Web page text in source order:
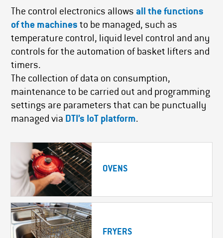
The control electronics allows all the functions
of the machines to be managed, such as
temperature control, liquid level control and any
controls for the automation of basket lifters and
timers.
The collection of data on consumption,
maintenance to be carried out and programming
settings are parameters that can be punctually
managed via DTI’s IoT platform.
OVENS
FRYERS